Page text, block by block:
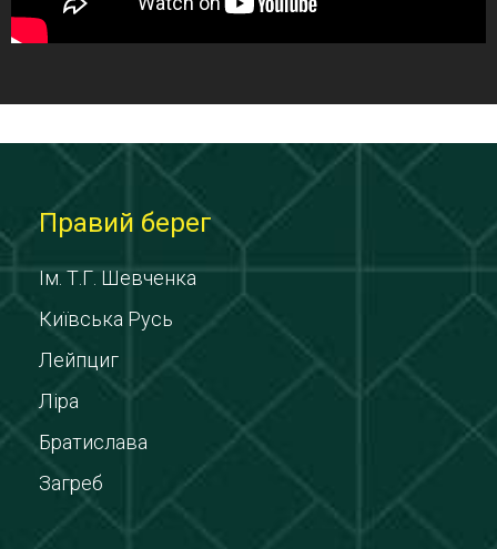
Правий берег
Ім. Т.Г. Шевченка
Київська Русь
Лейпциг
Ліра
Братислава
Загреб